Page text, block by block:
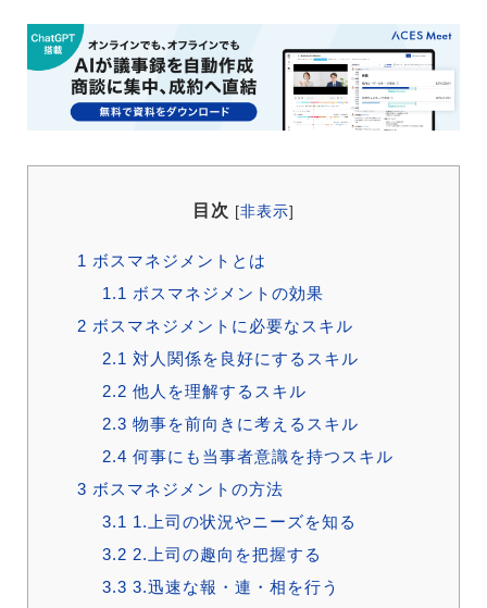
目次 [非表示]
1 ボスマネジメントとは
1.1 ボスマネジメントの効果
2 ボスマネジメントに必要なスキル
2.1 対人関係を良好にするスキル
2.2 他人を理解するスキル
2.3 物事を前向きに考えるスキル
2.4 何事にも当事者意識を持つスキル
3 ボスマネジメントの方法
3.1 1.上司の状況やニーズを知る
3.2 2.上司の趣向を把握する
3.3 3.迅速な報・連・相を行う